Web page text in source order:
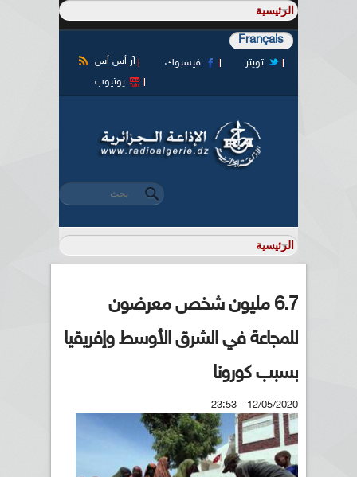
Français
آر أس أس فيسبوك
تويتر
يوتيوب
استمارة البحث
‏بحث ‏
6.7 مليون شخص معرضون
للمجاعة في الشرق الأوسط وإفريقيا
بسبب كورونا
12/05/2020 - 23:53